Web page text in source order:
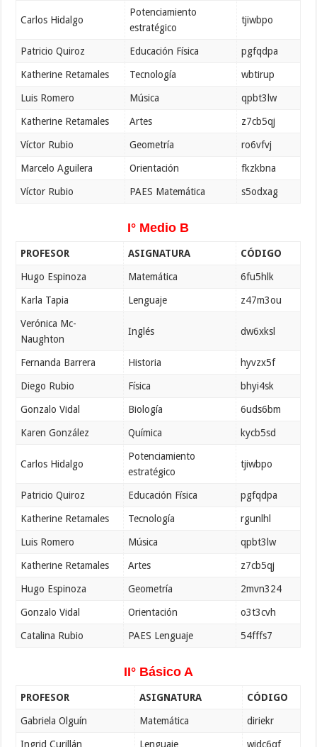
Carlos Hidalgo
Potenciamiento
estratégico
tjiwbpo
Patricio Quiroz Educación Física pgfqdpa
Katherine Retamales Tecnología wbtirup
Luis Romero Música qpbt3lw
Katherine Retamales Artes z7cb5qj
Víctor Rubio Geometría ro6vfvj
Marcelo Aguilera Orientación fkzkbna
Víctor Rubio PAES Matemática s5odxag
I° Medio B
PROFESOR ASIGNATURA CÓDIGO
Hugo Espinoza Matemática 6fu5hlk
Karla Tapia Lenguaje z47m3ou
Verónica Mc-
Naughton
Inglés dw6xksl
Fernanda Barrera Historia hyvzx5f
Diego Rubio Física bhyi4sk
Gonzalo Vidal Biología 6uds6bm
Karen González Química kycb5sd
Carlos Hidalgo
Potenciamiento
estratégico
tjiwbpo
Patricio Quiroz Educación Física pgfqdpa
Katherine Retamales Tecnología rgunlhl
Luis Romero Música qpbt3lw
Katherine Retamales Artes z7cb5qj
Hugo Espinoza Geometría 2mvn324
Gonzalo Vidal Orientación o3t3cvh
Catalina Rubio PAES Lenguaje 54fffs7
II° Básico A
PROFESOR ASIGNATURA CÓDIGO
Gabriela Olguín Matemática diriekr
Ingrid Curillán Lenguaje widc6qf